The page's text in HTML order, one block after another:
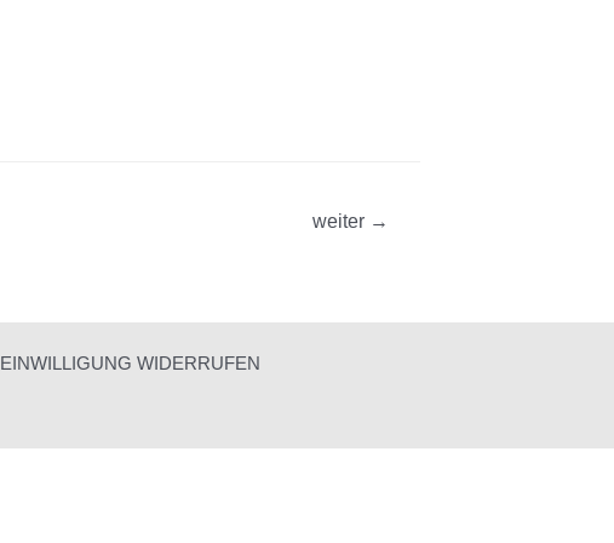
weiter →
EINWILLIGUNG WIDERRUFEN